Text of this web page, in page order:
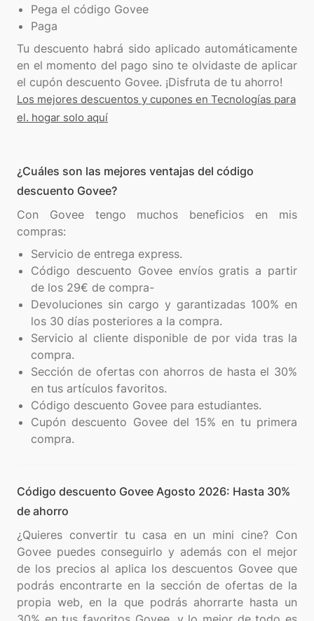
Pega el código Govee
Paga
Tu descuento habrá sido aplicado automáticamente
en el momento del pago sino te olvidaste de aplicar
Los mejores descuentos y cupones en Tecnologías para
el. hogar solo aquí
¿Cuáles son las mejores ventajas del código
descuento Govee?
Con Govee tengo muchos beneficios en mis
Servicio de entrega express.
Código descuento Govee envíos gratis a partir
de los 29€ de compra-
Devoluciones sin cargo y garantizadas 100% en
los 30 días posteriores a la compra.
Servicio al cliente disponible de por vida tras la
compra.
Sección de ofertas con ahorros de hasta el 30%
en tus artículos favoritos.
Código descuento Govee para estudiantes.
Cupón descuento Govee del 15% en tu primera
compra.
Código descuento Govee Agosto 2026: Hasta 30%
de ahorro
¿Quieres convertir tu casa en un mini cine? Con
Govee puedes conseguirlo y además con el mejor
de los precios al aplica los descuentos Govee que
podrás encontrarte en la sección de ofertas de la
propia web, en la que podrás ahorrarte hasta un